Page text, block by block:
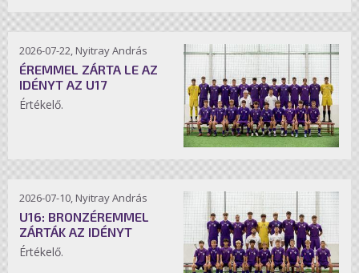
2026-07-22, Nyitray András
ÉREMMEL ZÁRTA LE AZ
IDÉNYT AZ U17
Értékelő.
2026-07-10, Nyitray András
U16: BRONZÉREMMEL
ZÁRTÁK AZ IDÉNYT
Értékelő.